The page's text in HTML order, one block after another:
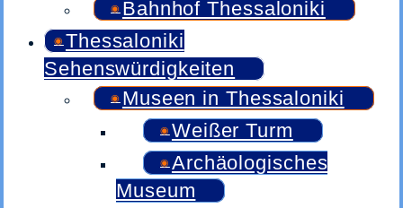
Bahnhof Thessaloniki
Thessaloniki
Sehenswürdigkeiten
Museen in Thessaloniki
Weißer Turm
Archäologisches
Museum